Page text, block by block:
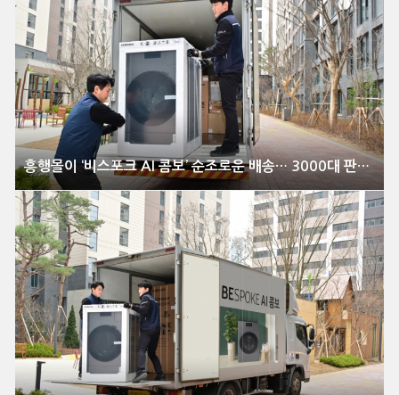
흥행몰이 ‘비스포크 AI 콤보’ 순조로운 배송… 3000대 판매 돌파